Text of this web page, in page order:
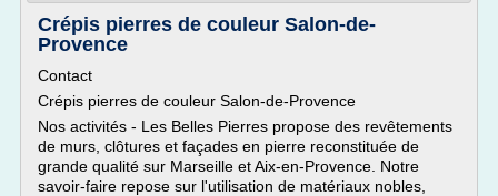
Crépis pierres de couleur Salon-de-
Provence
Contact
Crépis pierres de couleur Salon-de-Provence
Nos activités - Les Belles Pierres propose des revêtements
de murs, clôtures et façades en pierre reconstituée de
grande qualité sur Marseille et Aix-en-Provence. Notre
savoir-faire repose sur l'utilisation de matériaux nobles,